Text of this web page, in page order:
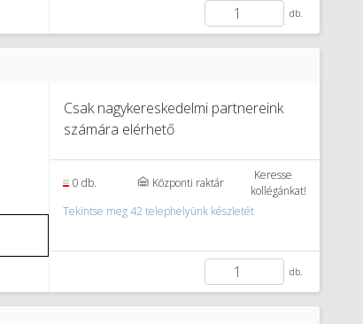
db.
Csak nagykereskedelmi partnereink
számára elérhető
0 db. Központi raktár
Keresse
kollégánkat!
Tekintse meg 42 telephelyünk készletét
db.